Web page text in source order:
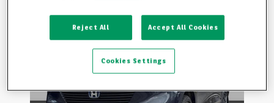
Reject All Accept All Cookies
Cookies Settings